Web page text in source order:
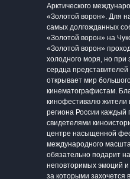
Арктического
«Золотой ворон». Для
самых долгожданных
«Золотой ворон» на
«Золотой ворон»
холодного моря, но при
сердца
открывает мир
кинематографистам.
кинофестивалю жители
региона России каждый
свидетелями
центре насыщенной
международного
обязательно подарит
неповторимых эмоций
за которыми захочется